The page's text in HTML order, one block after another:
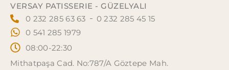
VERSAY PATISSERIE - GÜZELYALI
0 232 285 63 63
0 232 285 45 15
0 541 285 1979
08:00-22:30
Mithatpaşa Cad. No:787/A Göztepe Mah.